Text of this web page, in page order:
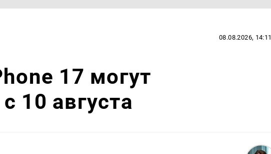
08.08.2026, 14:11
17 могут
10 августа